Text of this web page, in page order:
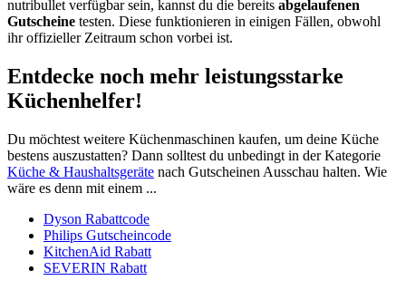
nutribullet verfügbar sein, kannst du die bereits abgelaufenen
Gutscheine testen. Diese funktionieren in einigen Fällen, obwohl
ihr offizieller Zeitraum schon vorbei ist.
Entdecke noch mehr leistungsstarke
Küchenhelfer!
Du möchtest weitere Küchenmaschinen kaufen, um deine Küche
bestens auszustatten? Dann solltest du unbedingt in der Kategorie
Küche & Haushaltsgeräte nach Gutscheinen Ausschau halten. Wie
wäre es denn mit einem ...
Dyson Rabattcode
Philips Gutscheincode
KitchenAid Rabatt
SEVERIN Rabatt